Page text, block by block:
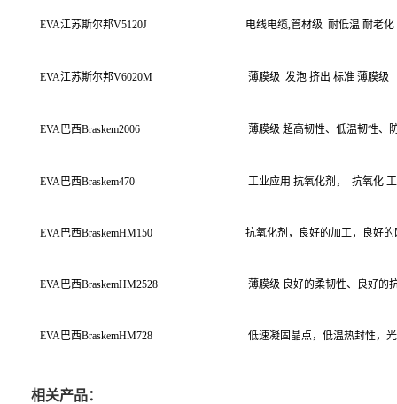
EVA江苏斯尔邦V5120J 电线电缆 管材级 耐低温 耐老化
EVA江苏斯尔邦V6020M 薄膜级 发泡 挤出 标准 薄膜级
EVA 巴西Braskem2006 薄膜级 超高韧性、低温韧性、
EVA 巴西Braskem470 工业应用 抗氧化剂， 抗氧化
EVA 巴西BraskemHM150 抗氧化剂，良好的加工，良好
EVA 巴西BraskemHM2528 薄膜级 良好的柔韧性、良好的
EVA 巴西BraskemHM728 低速凝固晶点，低温热封性，
相关产品：